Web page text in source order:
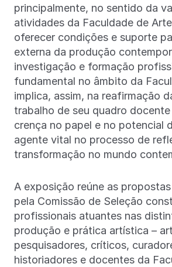
principalmente, no sentido da
atividades da Faculdade de
oferecer condições e suporte
externa da produção
investigação e formação
fundamental no âmbito da
implica, assim, na reafirmação
trabalho de seu quadro
crença no papel e no potencial
agente vital no processo de
transformação no mundo
A exposição reúne as
pela Comissão de Seleção
profissionais atuantes nas
produção e prática artística –
pesquisadores, críticos,
historiadores e docentes da